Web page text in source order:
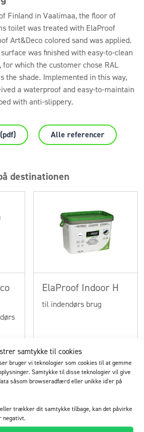
samtykke til cookies
bruger vi teknologier som cookies til at gemme
Samtykke til disse teknologier vil give
såsom browseradfærd eller unikke id'er på
trækker dit samtykke tilbage, kan det påvirke
negativt.
Finland in Vaalimaa, the floor of
toilet was treated with ElaProof
Art&Deco colored sand was applied.
was finished with easy-to-clean
for which the customer chose RAL
the shade. Implemented in this way,
a waterproof and easy-to-maintain
with anti-slippery.
Alle referencer
destinationen
ElaProof Indoor H
til indendørs brug
Læs mere